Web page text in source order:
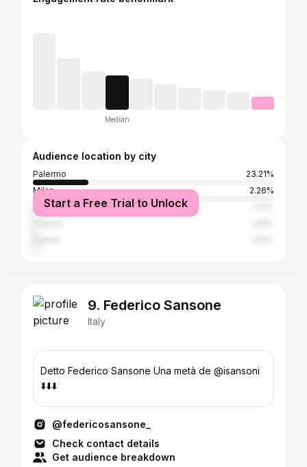
Median
Audience location by city
Palermo
23.21%
Milan
2.26%
Rome
Start a Free Trial to Unlock
9. Federico Sansone
Italy
Detto Federico Sansone Una metà de @isansoni
⬇️⬇️⬇️
@federicosansone_
Check contact details
Get audience breakdown